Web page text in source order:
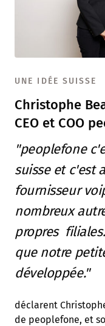
UNE IDÉE SUISSE
Christophe
CEO et COO
"peoplefone
suisse et c'est
fournisseur
nombreux
propres
que notre
développée."
déclarent
de peoplefone, et